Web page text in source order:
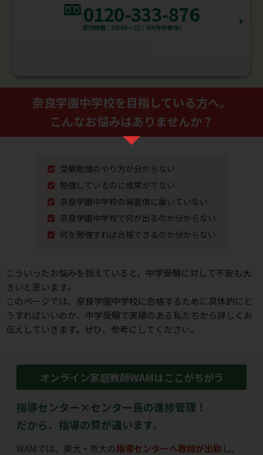
0120-333-876
受付時間：10:00～22：00(年中無休)
奈良学園中学校を⽬指している⽅へ。
こんなお悩みはありませんか？
受験勉強のやり⽅が分からない
勉強しているのに成果がでない
奈良学園中学校の偏差値に届いていない
奈良学園中学校で何が出るのか分からない
何を勉強すれば合格できるのか分からない
こういったお悩みを抱えていると、中学受験に対して不安も⼤
きいと思います。
このページでは、奈良学園中学校に合格するために具体的にど
うすればいいのか、 中学受験で実績のある私たちから詳しくお
伝えしていきます。ぜひ、参考にしてください。
オンライン家庭教師WAMはここがちがう
指導センター×センター長の進捗管理！
だから、指導の質が違います。
WAMでは、東大・京大の指導センターへ教師が出勤 し、